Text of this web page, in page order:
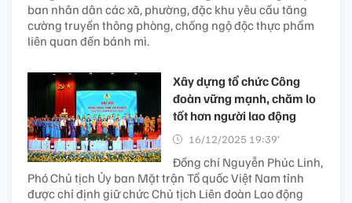
ban nhân dân các xã, phường, đặc khu yêu cầu tăng
cường truyền thông phòng, chống ngộ độc thực phẩm
liên quan đến bánh mì.
Xây dựng tổ chức Công
đoàn vững mạnh, chăm lo
tốt hơn người lao động
16/12/2025 19:39’
Đồng chí Nguyễn Phúc Linh,
Phó Chủ tịch Ủy ban Mặt trận Tổ quốc Việt Nam tỉnh
được chỉ định giữ chức Chủ tịch Liên đoàn Lao động